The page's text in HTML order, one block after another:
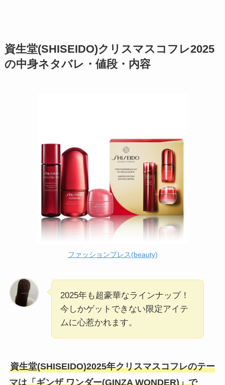
資生堂(SHISEIDO)クリスマスコフレ2025
の中身ネタバレ・値段・内容
ファッションプレス(beauty)
2025年も超豪華なラインナップ！
今しかゲットできない限定アイテ
ムに心惹かれます。
資生堂(SHISEIDO)2025年クリスマスコフレのテー
マは「ギンザ ワンダー(GINZA WONDER)」で